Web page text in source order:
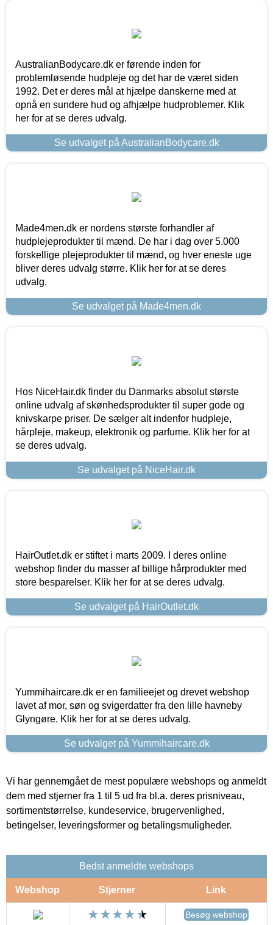
AustralianBodycare.dk er førende inden for
problemløsende hudpleje og det har de været siden
1992. Det er deres mål at hjælpe danskerne med at
opnå en sundere hud og afhjælpe hudproblemer. Klik
her for at se deres udvalg.
Se udvalget på AustralianBodycare.dk
Made4men.dk er nordens største forhandler af
hudplejeprodukter til mænd. De har i dag over 5.000
forskellige plejeprodukter til mænd, og hver eneste uge
bliver deres udvalg større. Klik her for at se deres
udvalg.
Se udvalget på Made4men.dk
Hos NiceHair.dk finder du Danmarks absolut største
online udvalg af skønhedsprodukter til super gode og
knivskarpe priser. De sælger alt indenfor hudpleje,
hårpleje, makeup, elektronik og parfume. Klik her for at
se deres udvalg.
Se udvalget på NiceHair.dk
HairOutlet.dk er stiftet i marts 2009. I deres online
webshop finder du masser af billige hårprodukter med
store besparelser. Klik her for at se deres udvalg.
Se udvalget på HairOutlet.dk
Yummihaircare.dk er en familieejet og drevet webshop
lavet af mor, søn og svigerdatter fra den lille havneby
Glyngøre. Klik her for at se deres udvalg.
Se udvalget på Yummihaircare.dk
Vi har gennemgået de mest populære webshops og anmeldt
dem med stjerner fra 1 til 5 ud fra bl.a. deres prisniveau,
sortimentstørrelse, kundeservice, brugervenlighed,
betingelser, leveringsformer og betalingsmuligheder.
Bedst anmeldte webshops
Webshop Stjerner Link
Besøg webshop